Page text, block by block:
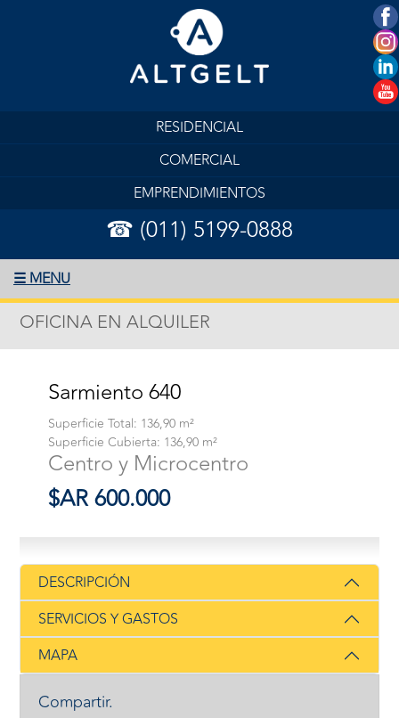
RESIDENCIAL
COMERCIAL
EMPRENDIMIENTOS
☎ (011) 5199-0888
☰ MENU
OFICINA EN ALQUILER
Sarmiento 640
Superficie Total: 136,90 m²
Superficie Cubierta: 136,90 m²
Centro y Microcentro
$AR 600.000
DESCRIPCIÓN
SERVICIOS Y GASTOS
MAPA
Compartir.